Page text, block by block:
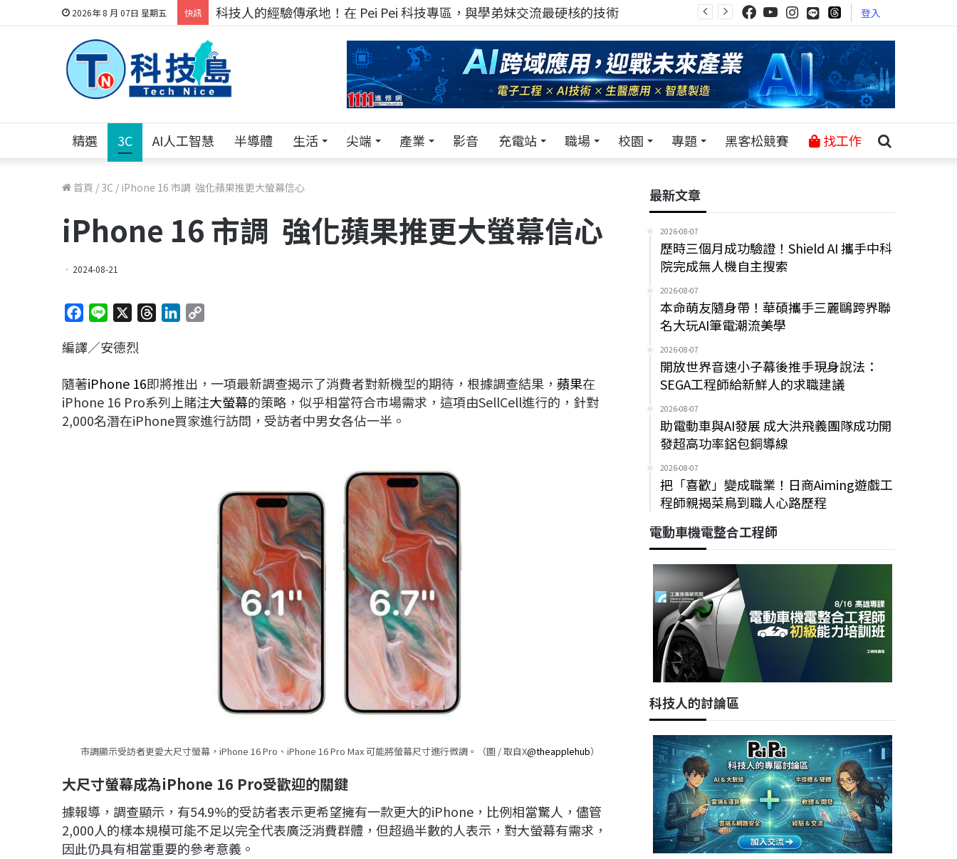
2026年 8 月 07日 星期五 快訊 科技人的經驗傳承地！在 Pei Pei 科技專區，與學弟妹交流最硬核的技術 登入
精選 3C AI人工智慧 半導體 生活 尖端 產業 影音 充電站 職場 校園 專題 黑客松競賽 找工作
首頁 / 3C / iPhone 16 市調 強化蘋果推更大螢幕信心
iPhone 16 市調 強化蘋果推更大螢幕信心
2024-08-21
c
b
o
o
n
a
d
s
e
d
I
L
i
n
編譯／安德烈
隨著iPhone 16即將推出，一項最新調查揭示了消費者對新機型的期待，根據調查結果， 蘋果在
iPhone 16 Pro系列上賭注大螢幕的策略，似乎相當符合市場需求，這項由SellCell進行的，針對
2,000名潛在iPhone買家進行訪問，受訪者中男女各佔一半。
市調顯示受訪者更愛大尺寸螢幕，iPhone 16 Pro、iPhone 16 Pro Max 可能將螢幕尺寸進行微調。（圖 / 取自X@theapplehub）
大尺寸螢幕成為iPhone 16 Pro受歡迎的關鍵
據報導，調查顯示，有54.9%的受訪者表示更希望擁有一款更大的iPhone，比例相當驚人，儘管
2,000人的樣本規模可能不足以完全代表廣泛消費群體，但超過半數的人表示，對大螢幕有需求，
因此仍具有相當重要的參考意義。
最新文章
2026-08-07
歷時三個月成功驗證！Shield AI 攜手中科
院完成無人機自主搜索
2026-08-07
本命萌友隨身帶！華碩攜手三麗鷗跨界聯
名大玩AI筆電潮流美學
2026-08-07
開放世界音速小子幕後推手現身說法：
SEGA工程師給新鮮人的求職建議
2026-08-07
助電動車與AI發展 成大洪飛義團隊成功開
發超高功率鋁包銅導線
2026-08-07
把「喜歡」變成職業！日商Aiming遊戲工
程師親揭菜鳥到職人心路歷程
電動車機電整合工程師
科技人的討論區